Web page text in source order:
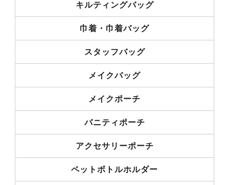
キルティングバッグ
巾着・巾着バッグ
スタッフバッグ
メイクバッグ
メイクポーチ
バニティポーチ
アクセサリーポーチ
ペットボトルホルダー